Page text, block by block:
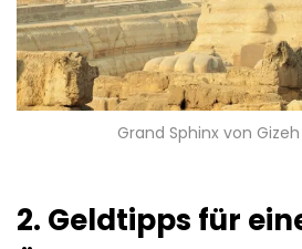
Grand Sphinx von
2. Geldtipps für